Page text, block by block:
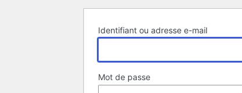
Identifiant ou adresse e-mail
Mot de passe